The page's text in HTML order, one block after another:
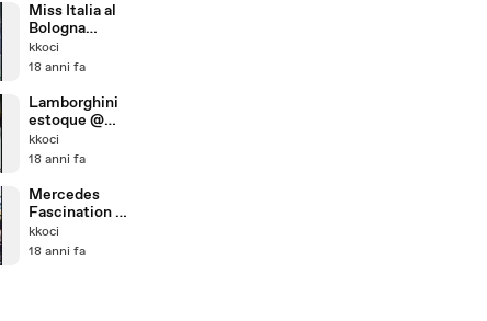
Miss Italia al
Bologna
Motorshow20
08
kkoci
18 anni fa
Lamborghini
estoque @
Paris motor
show 2008
kkoci
18 anni fa
Mercedes
Fascination @
Paris motor
show 2008
kkoci
18 anni fa